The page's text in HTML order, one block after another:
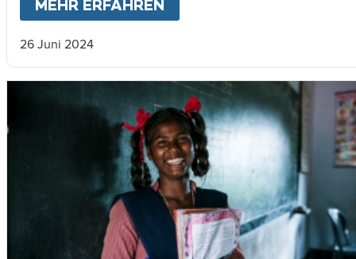
MEHR ERFAHREN
26 Juni 2024